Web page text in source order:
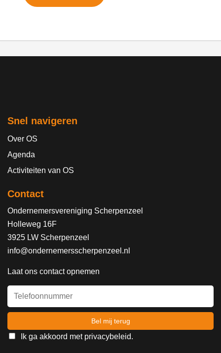
Snel navigeren
Over OS
Agenda
Activiteiten van OS
Contact
Ondernemersvereniging Scherpenzeel
Holleweg 16F
3925 LW Scherpenzeel
info@ondernemersscherpenzeel.nl
Laat ons contact opnemen
Ik ga akkoord met privacybeleid.